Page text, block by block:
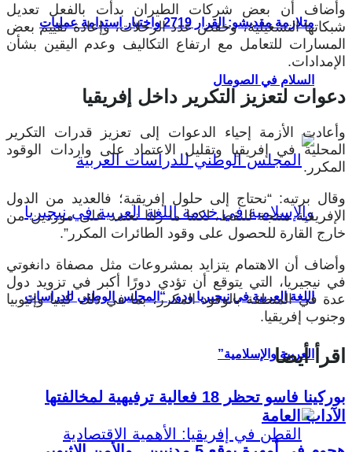
متلازمة مقديشو: القرار 2719 واختبار استدامة عمليات
السلام في الصومال
اللغة العربية في نيجيريا ودور “المجلس الوطني للدراسات
العربية والإسلامية”
وأضاف أن بعض شركات الطيران بدأت بالفعل تعديل
شبكاتها التشغيلية، وخفض عدد الرحلات، وإعادة تقييم بعض
المسارات للتعامل مع ارتفاع التكاليف وعدم اليقين بشأن
الإمدادات.
دعوات لتعزيز التكرير داخل إفريقيا
وأعادت الأزمة إحياء الدعوات إلى تعزيز قدرات التكرير
المحلية في إفريقيا وتقليل الاعتماد على واردات الوقود
المكرر.
وقال برتيه: “نحتاج إلى حلول إفريقية؛ فالعديد من الدول
الإفريقية منتجة للنفط، لكننا ما زلنا نعتمد على موردين من
خارج القارة للحصول على وقود الطائرات المكرر”.
وأضاف أن الاهتمام يتزايد بمشروعات مثل مصفاة دانغوتي
في نيجيريا، التي يتوقع أن تؤدي دورًا أكبر في تزويد دول
عدة في المنطقة بالوقود المكرر، بما في ذلك كينيا وإثيوبيا
وجنوب إفريقيا.
اقرأ أيضا
بوركينا فاسو تحظر 18 فعالية ترفيهية لمخالفتها
الآداب العامة